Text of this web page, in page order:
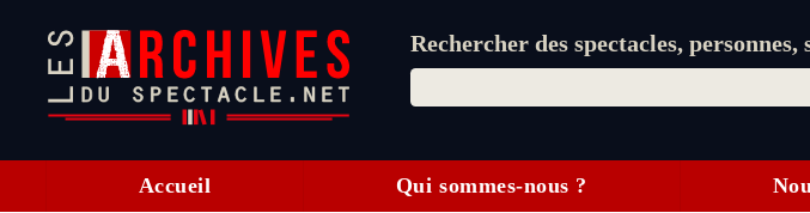
Rechercher des spectacles,
Accueil Qui sommes-nous ?